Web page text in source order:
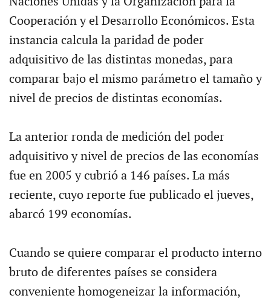
Cooperación y el Desarrollo Económicos. Esta
instancia calcula la paridad de poder
adquisitivo de las distintas monedas, para
comparar bajo el mismo parámetro el tamaño y
nivel de precios de distintas economías.
La anterior ronda de medición del poder
adquisitivo y nivel de precios de las economías
fue en 2005 y cubrió a 146 países. La más
reciente, cuyo reporte fue publicado el jueves,
abarcó 199 economías.
Cuando se quiere comparar el producto interno
bruto de diferentes países se considera
conveniente homogeneizar la información,